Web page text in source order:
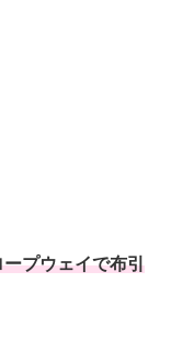
プウェイで布引